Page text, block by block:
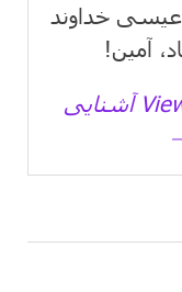
خداوند
آمین!
View all posts by آشنایی